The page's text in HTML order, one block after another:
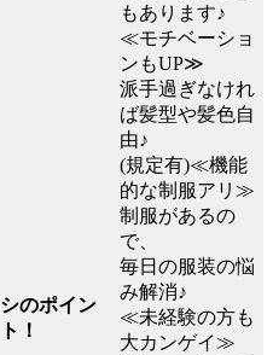
のポイン
ト！
もあります♪
≪モチベーショ
ンもUP≫
派手過ぎなけれ
ば髪型や髪色自
由♪
(規定有)≪機能
的な制服アリ≫
制服があるの
で、
毎日の服装の悩
み解消♪
≪未経験の方も
大カンゲイ≫